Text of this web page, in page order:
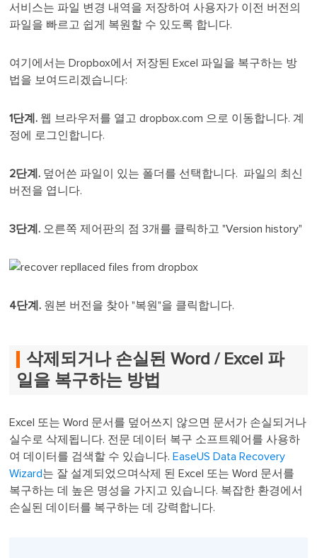
서비스는 파일 변경 내역을 저장하여 사용자가 이전 버전의
파일을 빠르고 쉽게 복원할 수 있도록 합니다.
여기에서는 Dropbox에서 저장된 Excel 파일을 복구하는 방
법을 보여드리겠습니다:
1단계. 웹 브라우저를 열고 dropbox.com 으로 이동합니다. 계
정에 로그인합니다.
2단계. 덮어쓴 파일이 있는 폴더를 선택합니다. 파일의 최신
버전을 엽니다.
3단계. 오른쪽 제어판의 점 3개를 클릭하고 "Version history"
4단계. 원본 버전을 찾아 "복원"을 클릭합니다.
삭제되거나 손실된 Word / Excel 파
일을 복구하는 방법
Excel 또는 Word 문서를 덮어쓰지 않으면 문서가 손실되거나
실수로 삭제됩니다. 전문 데이터 복구 소프트웨어를 사용하
여 데이터를 검색할 수 있습니다. EaseUS Data Recovery
Wizard는 잘 설계되었으며삭제 된 Excel 또는 Word 문서를
복구하는 데 높은 명성을 가지고 있습니다. 복잡한 환경에서
손실된 데이터를 복구하는 데 강력합니다.